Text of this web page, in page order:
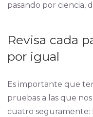
pasando por ciencia,
Revisa cada
por igual
Es importante que
pruebas a las que
cuatro seguramente: